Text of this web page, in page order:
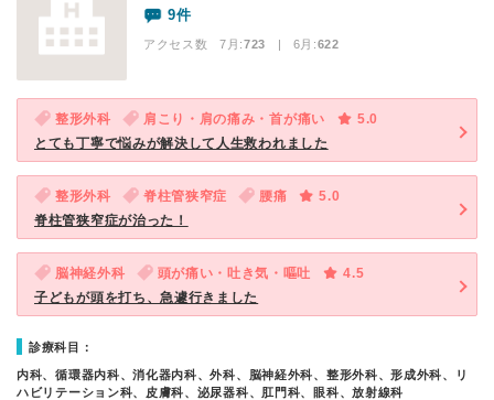
9件
アクセス数 7月:723 | 6月:622
整形外科 肩こり・肩の痛み・首が痛い
5.0
とても丁寧で悩みが解決して人生救われました
整形外科 脊柱管狭窄症 腰痛
5.0
脊柱管狭窄症が治った！
脳神経外科 頭が痛い・吐き気・嘔吐
4.5
子どもが頭を打ち、急遽行きました
診療科目：
内科、循環器内科、消化器内科、外科、脳神経外科、整形外科、形成外科、リ
ハビリテーション科、皮膚科、泌尿器科、肛門科、眼科、放射線科